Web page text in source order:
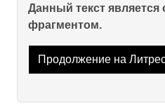
Данный текст
фрагментом.
Продолжение на